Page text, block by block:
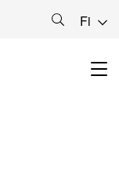
Fi